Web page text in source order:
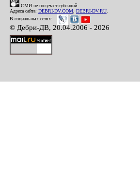
СМИ не получает субсидий.
Адреса сайта: DEBRI-DV.COM DEBRI-DV.RU
В социальных сетях:
© Дебри-ДВ, 20.04.2006 - 2026